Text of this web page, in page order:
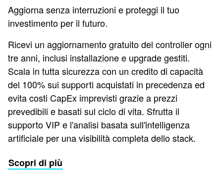
Aggiorna senza interruzioni e proteggi il tuo
investimento per il futuro.
Ricevi un aggiornamento gratuito del controller ogni
tre anni, inclusi installazione e upgrade gestiti.
Scala in tutta sicurezza con un credito di capacità
del 100% sui supporti acquistati in precedenza ed
evita costi CapEx imprevisti grazie a prezzi
prevedibili e basati sul ciclo di vita. Sfrutta il
supporto VIP e l'analisi basata sull'intelligenza
artificiale per una visibilità completa dello stack.
Scopri di più